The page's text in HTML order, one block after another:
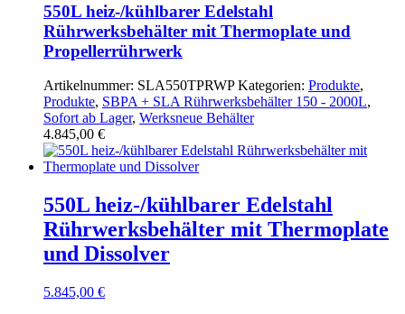
550L heiz-/kühlbarer Edelstahl
Rührwerksbehälter mit Thermoplate und
Propellerrührwerk
Artikelnummer: SLA550TPRWP Kategorien: Produkte,
Produkte, SBPA + SLA Rührwerksbehälter 150 - 2000L,
Sofort ab Lager, Werksneue Behälter
4.845,00 €
550L heiz-/kühlbarer Edelstahl
Rührwerksbehälter mit Thermoplate
und Dissolver
5.845,00 €